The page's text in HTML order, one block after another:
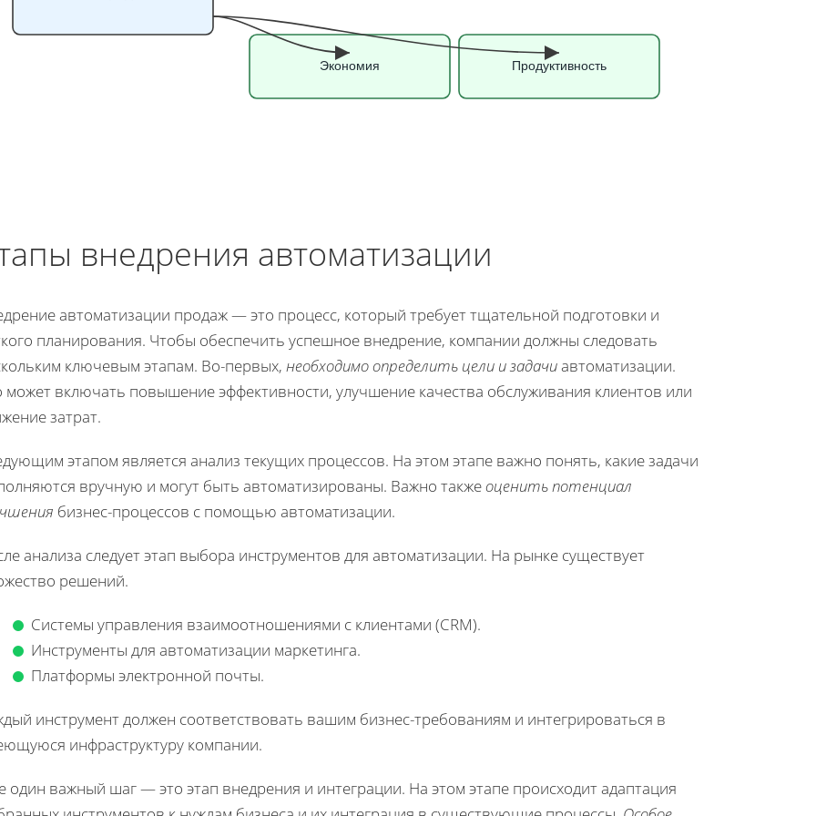
Экономия Продуктивность
внедрения автоматизации
автоматизации продаж — это процесс, который требует тщательной подготовки и
планирования. Чтобы обеспечить успешное внедрение, компании должны следовать
ключевым этапам. Во-первых, необходимо определить цели и задачиавтоматизации.
может включать повышение эффективности, улучшение качества обслуживания клиентов или
затрат.
этапом является анализ текущих процессов. На этом этапе важно понять, какие задачи
вручную и могут быть автоматизированы. Важно такжеоценить потенциал
бизнес-процессов с помощью автоматизации.
анализа следует этап выбора инструментов для автоматизации. На рынке существует
решений.
Системы управления взаимоотношениями с клиентами (CRM).
Инструменты для автоматизации маркетинга.
Платформы электронной почты.
инструмент должен соответствовать вашим бизнес-требованиям и интегрироваться в
инфраструктуру компании.
один важный шаг — это этап внедрения и интеграции. На этом этапе происходит адаптация